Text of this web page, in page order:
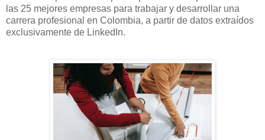
las 25 mejores empresas para trabajar y desarrollar una
carrera profesional en Colombia, a partir de datos extraídos
exclusivamente de LinkedIn.